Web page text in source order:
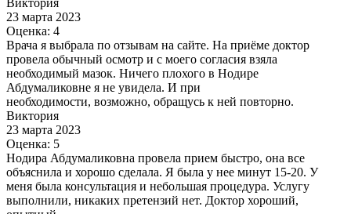
23 марта 2023
Оценка: 4
Врача я выбрала по отзывам на сайте. На приёме доктор
провела обычный осмотр и с моего согласия взяла
необходимый мазок. Ничего плохого в Нодире
Абдумаликовне я не увидела. И при
необходимости, возможно, обращусь к ней повторно.
Виктория
23 марта 2023
Оценка: 5
Нодира Абдумаликовна провела прием быстро, она все
объяснила и хорошо сделала. Я была у нее минут 15-20. У
меня была консультация и небольшая процедура. Услугу
выполнили, никаких претензий нет. Доктор хороший,